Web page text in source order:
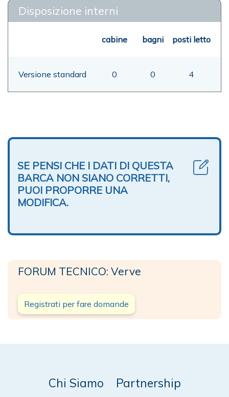
Disposizione interni
cabine bagni posti letto
Versione standard 0 0 4
SE PENSI CHE I DATI DI QUESTA
BARCA NON SIANO CORRETTI,
PUOI PROPORRE UNA
MODIFICA.
FORUM TECNICO: Verve
Registrati per fare domande
Chi Siamo Partnership